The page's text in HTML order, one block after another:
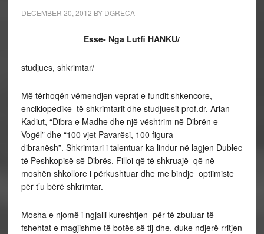
DECEMBER 20, 2012 BY DGRECA
Esse- Nga Lutfi HANKU/
studjues, shkrimtar/
Më tërhoqën vëmendjen veprat e fundit shkencore,
enciklopedike të shkrimtarit dhe studjuesit prof.dr. Arian
Kadiut, “Dibra e Madhe dhe një vështrim në Dibrën e
Vogël” dhe “100 vjet Pavarësi, 100 figura
dibranësh”. Shkrimtari i talentuar ka lindur në lagjen Dublec
të Peshkopisë së Dibrës. Filloi që të shkruajë që në
moshën shkollore i përkushtuar dhe me bindje optiimiste
për t’u bërë shkrimtar.
Mosha e njomë i ngjalli kureshtjen për të zbuluar të
fshehtat e magjishme të botës së tij dhe, duke ndjerë rritjen